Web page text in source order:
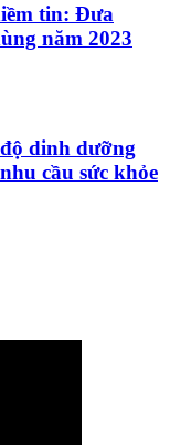
tin: Đưa
năm 2023
dinh dưỡng
cầu sức khỏe